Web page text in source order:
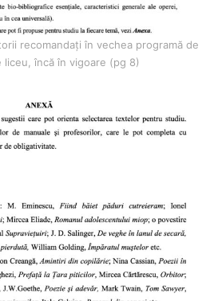
recomandați în vechea programă de
liceu, încă în vigoare (pg 8)